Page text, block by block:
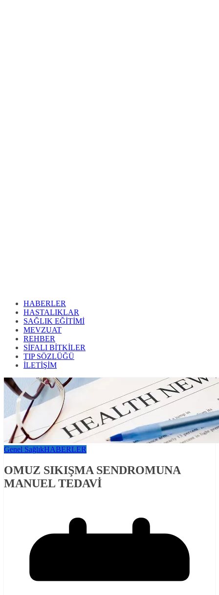
HABERLER
HASTALIKLAR
SAĞLIK EĞİTİMİ
MEVZUAT
REHBER
SİFALI BİTKİLER
TIP SÖZLÜĞÜ
İLETİŞİM
Genel SağlıkHABERLER
OMUZ SIKIŞMA SENDROMUNA
MANUEL TEDAVİ